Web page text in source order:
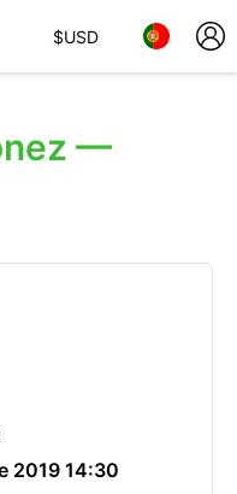
$USD
—
2019 14:30